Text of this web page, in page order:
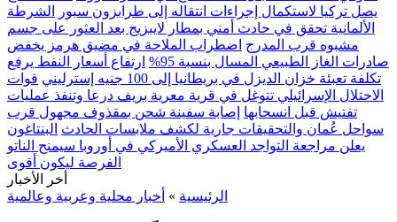
يصل تركيا لاستكمال إجراءات انتقاله إلى طرابزون سبور
الشرطة
الألمانية تحقق في حادث أمني بمطار لايبزيج بعد العثور على جسم
مشبوه قرب المدرج اضطراب الملاحة في مضيق هرمز يخفض
صادرات الغاز الطبيعي المسال بنسبة 95%
ارتفاع أسعار النفط يرفع
تكلفة تعبئة خزان الديزل في بريطانيا إلى 100 جنيه إسترليني
قوات
الاحتلال الإسرائيلي تتوغل في قرية معرية بريف درعا وتنفذ عمليات
تفتيش قبل انسحابها إصابة سفينة شحن بمقذوف مجهول قرب
سواحل عُمان والتحقيقات جارية لكشف ملابسات الحادث البنتاغون
يعلن مراجعة التواجد العسكري الأميركي في أوروبا سيمنح الناتو
الفرصة ليكون أقوى
أخر الأخبار
الرئيسية » أخبار محلية وعربية وعالمية